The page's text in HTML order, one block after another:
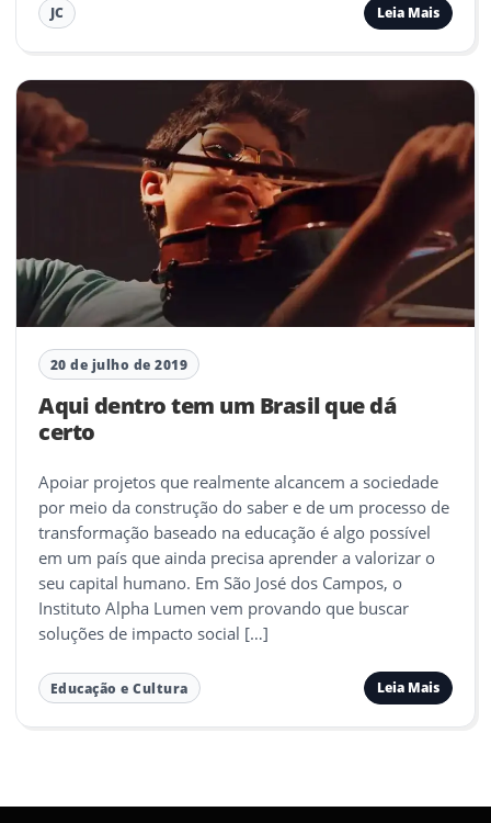
JC Leia Mais
20 de julho de 2019
Aqui dentro tem um Brasil que dá
certo
Apoiar projetos que realmente alcancem a sociedade
por meio da construção do saber e de um processo de
transformação baseado na educação é algo possível
em um país que ainda precisa aprender a valorizar o
seu capital humano. Em São José dos Campos, o
Instituto Alpha Lumen vem provando que buscar
soluções de impacto social […]
Educação e Cultura Leia Mais